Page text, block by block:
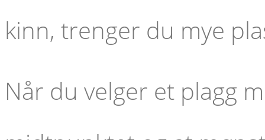
kinn, trenger du mye
Når du velger et plagg